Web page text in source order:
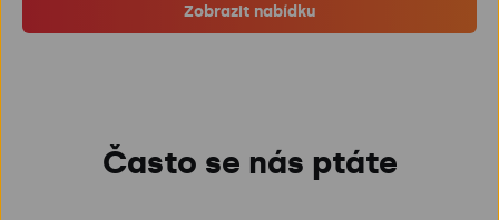
Zobrazit nabídku
Často se nás ptáte